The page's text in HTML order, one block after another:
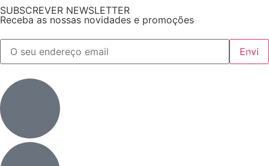
SUBSCREVER NEWSLETTER
Receba as nossas novidades e promoções